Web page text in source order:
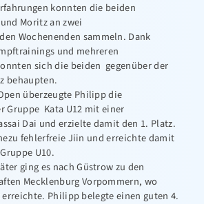
konnten die beiden
Moritz an zwei
Wochenenden sammeln. Dank
und mehreren
sich die beiden gegenüber der
behaupten.
überzeugte Philipp die
Gruppe Kata U12 mit einer
Dai und erzielte damit den 1. Platz.
fehlerfreie Jiin und erreichte damit
U10.
ging es nach Güstrow zu den
Mecklenburg Vorpommern, wo
erreichte. Philipp belegte einen guten 4.